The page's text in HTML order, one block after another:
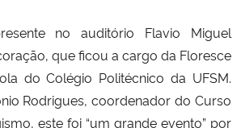
no auditório Flavio Miguel
que ficou a cargo da Floresce
do Colégio Politécnico da UFSM.
Rodrigues, coordenador do Curso
este foi “um grande evento” por